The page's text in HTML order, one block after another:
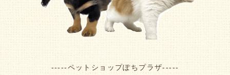
-----ペットショップぽちプラザ-----